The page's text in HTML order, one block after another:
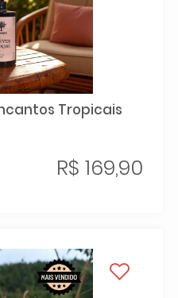
Tropicais
R$ 169,90